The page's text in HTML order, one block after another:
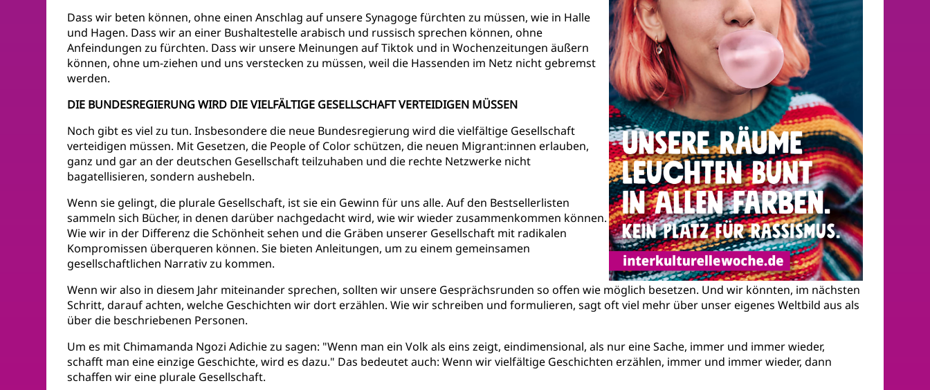
Dass wir beten können, ohne einen Anschlag auf unsere Synagoge fürchten zu müssen, wie in Halle
und Hagen. Dass wir an einer Bushaltestelle arabisch und russisch sprechen können, ohne
Anfeindungen zu fürchten. Dass wir unsere Meinungen auf Tiktok und in Wochenzeitungen äußern
können, ohne um-ziehen und uns verstecken zu müssen, weil die Hassenden im Netz nicht gebremst
werden.
DIE BUNDESREGIERUNG WIRD DIE VIELFÄLTIGE GESELLSCHAFT VERTEIDIGEN MÜSSEN
Noch gibt es viel zu tun. Insbesondere die neue Bundesregierung wird die vielfältige Gesellschaft
verteidigen müssen. Mit Gesetzen, die People of Color schützen, die neuen Migrant:innen erlauben,
ganz und gar an der deutschen Gesellschaft teilzuhaben und die rechte Netzwerke nicht
bagatellisieren, sondern aushebeln.
Wenn sie gelingt, die plurale Gesellschaft, ist sie ein Gewinn für uns alle. Auf den Bestsellerlisten
sammeln sich Bücher, in denen darüber nachgedacht wird, wie wir wieder zusammenkommen können.
Wie wir in der Differenz die Schönheit sehen und die Gräben unserer Gesellschaft mit radikalen
Kompromissen überqueren können. Sie bieten Anleitungen, um zu einem gemeinsamen
gesellschaftlichen Narrativ zu kommen.
Wenn wir also in diesem Jahr miteinander sprechen, sollten wir unsere Gesprächsrunden so offen wie möglich besetzen. Und wir könnten, im nächsten
Schritt, darauf achten, welche Geschichten wir dort erzählen. Wie wir schreiben und formulieren, sagt oft viel mehr über unser eigenes Weltbild aus als
über die beschriebenen Personen.
Um es mit Chimamanda Ngozi Adichie zu sagen: "Wenn man ein Volk als eins zeigt, eindimensional, als nur eine Sache, immer und immer wieder,
schafft man eine einzige Geschichte, wird es dazu." Das bedeutet auch: Wenn wir vielfältige Geschichten erzählen, immer und immer wieder, dann
schaffen wir eine plurale Gesellschaft.